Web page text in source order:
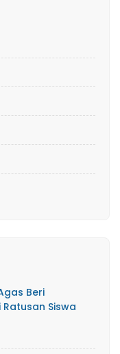
Beri
Siswa